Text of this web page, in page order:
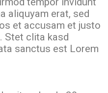
aliquyam erat, sed
et accusam et justo
Stet clita kasd
sanctus est Lorem